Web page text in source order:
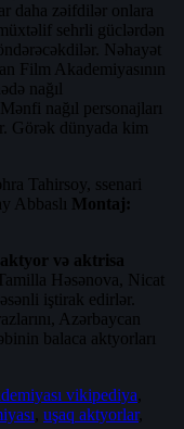
daha zəifdilər onlara
sehrli güclərdən
Nəhayət
Film Akademiyasının
nağıl
nağıl personajları
Görək dünyada kim
Tahirsoy, ssenari
Abbaslı Montaj:
aktyor və aktrisa
Həsənova, Nicat
iştirak edirlər.
Azərbaycan
balaca aktyorları
vikipediya,
, uşaq aktyorlar,